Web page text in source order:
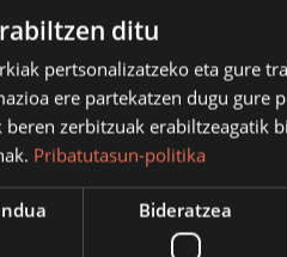
ekarpenaren
handiagoa izango da,
kooperatibaren
egiten direnei
Nagore Alkorta alkateak
ditu
pertsonalizatzeko eta gure
ere partekatzen dugu gure
zerbitzuak erabiltzeagatik
Pribatutasun-politika
Bideratzea